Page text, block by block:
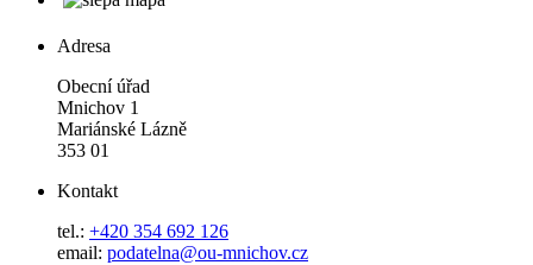
Adresa
Obecní úřad
Mnichov 1
Mariánské Lázně
353 01
Kontakt
tel.: +420 354 692 126
email: podatelna@ou-mnichov.cz